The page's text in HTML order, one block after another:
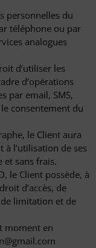
personnelles du
téléphone ou par
analogues
d’utiliser les
d’opérations
par email, SMS,
consentement du
le Client aura
à l’utilisation de ses
et sans frais.
le Client possède, à
d’accès, de
limitation et de
moment en